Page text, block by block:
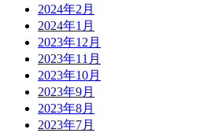
2024年2月
2024年1月
2023年12月
2023年11月
2023年10月
2023年9月
2023年8月
2023年7月